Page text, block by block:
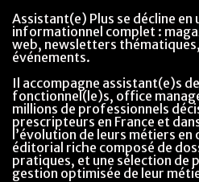
Assistant(e) Plus se décline en
informationnel complet :
web, newsletters
événements.
Il accompagne assistant(e)s
fonctionnel(le)s, office
millions de professionnels
prescripteurs en France et
l’évolution de leurs métiers
éditorial riche composé de
pratiques, et une sélection de
gestion optimisée de leur